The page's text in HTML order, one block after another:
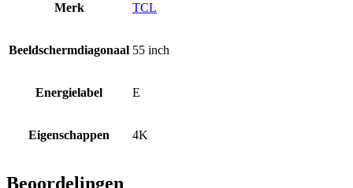
Merk TCL
Beeldschermdiagonaal 55 inch
Energielabel E
Eigenschappen 4K
Beoordelingen